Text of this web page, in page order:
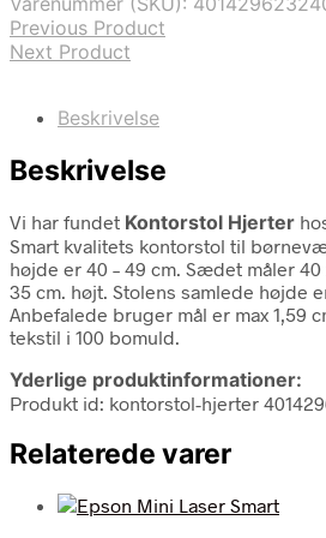
899,00 kr..799,00 kr..
Previous Product
Next Product
Beskrivelse
Beskrivelse
Vi har fundet Kontorstol Hjerter
Smart kvalitets kontorstol til
højde er 40 – 49 cm. Sædet måler
35 cm. højt. Stolens samlede højde
Anbefalede bruger mål er max 1,59
tekstil i 100 bomuld.
Yderlige produktinformationer:
Produkt id: kontorstol-hjerter
Relaterede varer